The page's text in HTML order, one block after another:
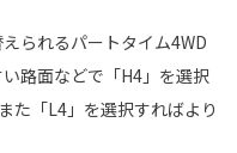
られるパートタイム4WD
路面などで「H4」を選択
た「L4」を選択すればより